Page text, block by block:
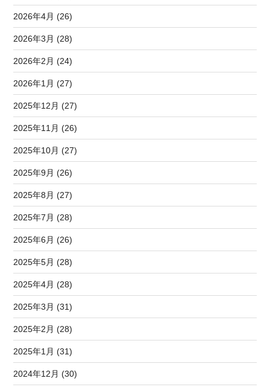
2026年4月 (26)
2026年3月 (28)
2026年2月 (24)
2026年1月 (27)
2025年12月 (27)
2025年11月 (26)
2025年10月 (27)
2025年9月 (26)
2025年8月 (27)
2025年7月 (28)
2025年6月 (26)
2025年5月 (28)
2025年4月 (28)
2025年3月 (31)
2025年2月 (28)
2025年1月 (31)
2024年12月 (30)